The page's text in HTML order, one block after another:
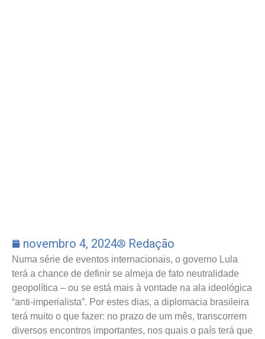
novembro 4, 2024 Redação
Numa série de eventos internacionais, o governo Lula
terá a chance de definir se almeja de fato neutralidade
geopolítica – ou se está mais à vontade na ala ideológica
“anti-imperialista”. Por estes dias, a diplomacia brasileira
terá muito o que fazer: no prazo de um mês, transcorrem
diversos encontros importantes, nos quais o país terá que